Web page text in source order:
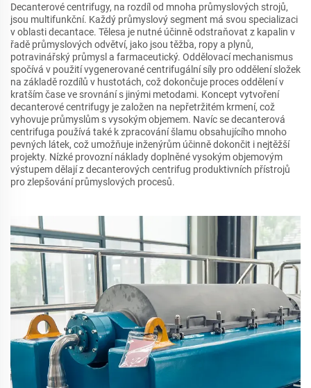
Decanterové centrifugy, na rozdíl od mnoha průmyslových strojů,
jsou multifunkční. Každý průmyslový segment má svou specializaci
v oblasti decantace. Tělesa je nutné účinně odstraňovat z kapalin v
řadě průmyslových odvětví, jako jsou těžba, ropy a plynů,
potravinářský průmysl a farmaceutický. Oddělovací mechanismus
spočívá v použití vygenerované centrifugální síly pro oddělení složek
na základě rozdílů v hustotách, což dokončuje proces oddělení v
kratším čase ve srovnání s jinými metodami. Koncept vytvoření
decanterové centrifugy je založen na nepřetržitém krmení, což
vyhovuje průmyslům s vysokým objemem. Navíc se decanterová
centrifuga používá také k zpracování šlamu obsahujícího mnoho
pevných látek, což umožňuje inženýrům účinně dokončit i nejtěžší
projekty. Nízké provozní náklady doplněné vysokým objemovým
výstupem dělají z decanterových centrifug produktivních přístrojů
pro zlepšování průmyslových procesů.